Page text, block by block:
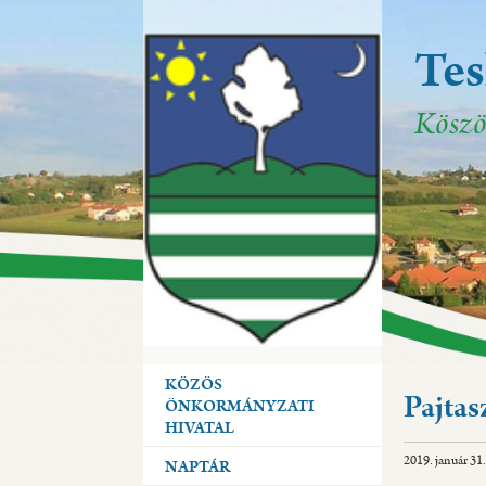
KÖZÖS
ÖNKORMÁNYZATI
HIVATAL
NAPTÁR 2019. január